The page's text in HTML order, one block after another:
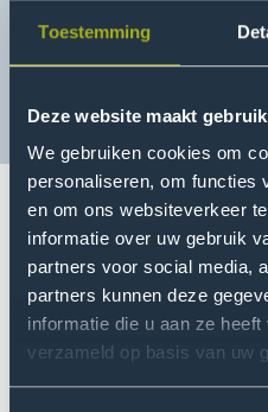
Toestemming
Deze website maakt
We gebruiken cookies om
personaliseren, om functies
en om ons websiteverkeer
informatie over uw gebruik
partners voor social media,
partners kunnen deze
informatie die u aan ze
verzameld op basis van uw
Op dinsdag 28 november
onderzoeksinitiatief aan
stakeholders in zowel de
voorgesteld. Dat
Papendal tijdens het
Coördinatie- en